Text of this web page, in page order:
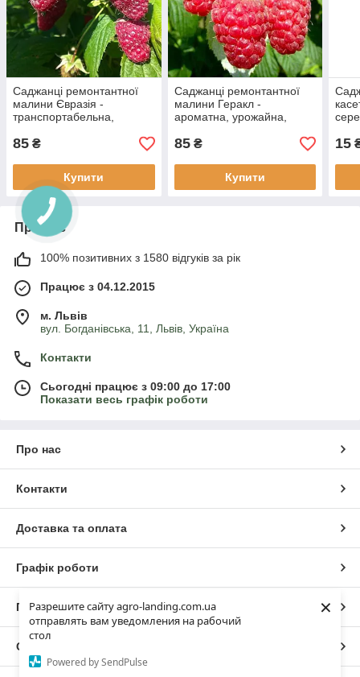
Разрешите сайту agro-landing.com.ua
отправлять вам уведомления на рабочий
стол
Powered by SendPulse
×
Саджанці ремонтантної
малини Євразія -
транспортабельна,
85 ₴
Купити
Саджанці ремонтантної
малини Геракл -
ароматна, урожайна,
85₴
Купити
15
Про нас
100% позитивних з 1580 відгуків за рік
Працює з 04.12.2015
м. Львів
вул. Богданівська, 11, Львів, Україна
Контакти
Сьогодні працює з 09:00 до 17:00
Показати весь графік роботи
Про нас
Контакти
Доставка та оплата
Графік роботи
Повна версія сайту
Сайт створено на маркетплейсі